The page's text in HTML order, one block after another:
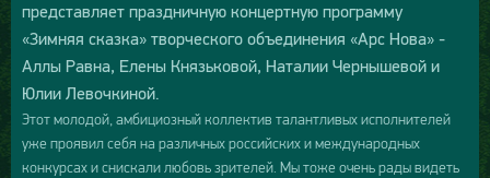
представляет праздничную концертную программу
«Зимняя сказка» творческого объединения «Арс Нова» -
Аллы Равна, Елены Князьковой, Наталии Чернышевой и
Юлии Левочкиной.
Этот молодой, амбициозный коллектив талантливых исполнителей
уже проявил себя на различных российских и международных
конкурсах и снискали любовь зрителей. Мы тоже очень рады видеть